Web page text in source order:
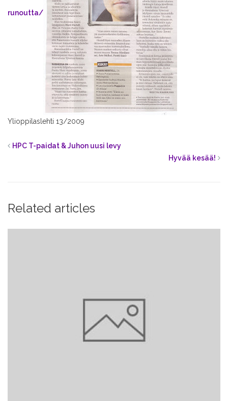
runoutta/
Ylioppilaslehti 13/2009
HPC T-paidat & Juhon uusi levy
Hyvää kesää!
Related articles